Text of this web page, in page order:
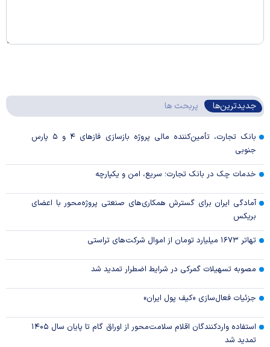
جدیدترین‌ها پربحث ها
بانک تجارت، تأمین‌کننده مالی پروژه بازسازی فاز‌های ۴ و ۵ پارس
جنوبی
خدمات چک در بانک تجارت؛ سریع، امن و یکپارچه
آمادگی ایران برای گسترش همکاری‌های صنعتی پروژه‌محور با اعضای
بریکس
تهاتر ۱۶۷۳ میلیارد تومان از اموال شرکت‌های تراستی
مصوبه تسهیلات گمرکی در شرایط اضطرار تمدید شد
جزئیات فعال‌سازی «کیف پول ایران»
استفاده واردکنندگان اقلام سلامت‌محور از اوراق گام تا پایان سال ۱۴۰۵
تمدید شد